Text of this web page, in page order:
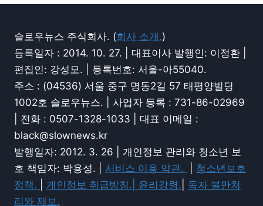
슬로우뉴스 주식회사. (회사 소개.)
등록일자 : 2014. 10. 27. | 대표이사 발행인: 이정환 |
편집인: 강성모. | 등록번호: 서울-아55040.
주소 : (04536) 서울 중구 명동2길 57 태평양빌딩
1002호 슬로우뉴스. | 사업자 등록 : 731-86-02969
| 전화 : 0507-1328-1033 | 대표 이메일 :
black@slownews.kr
발행일자: 2012. 3. 26 | 개인정보 관리와 청소년 보
호 책임자: 박용성. | 서비스 이용 약관.
청소년보호
정책.
개인정보 취급방침.| 윤리강령.
독자 불만처
리와 제보.